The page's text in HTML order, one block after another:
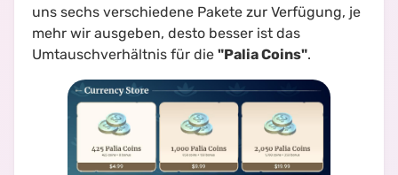
uns sechs verschiedene Pakete zur Verfügung, je
mehr wir ausgeben, desto besser ist das
Umtauschverhältnis für die "Palia Coins".